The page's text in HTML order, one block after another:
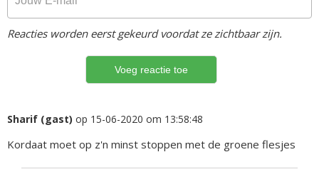
Reacties worden eerst gekeurd voordat ze zichtbaar zijn.
Sharif (gast) op 15-06-2020 om 13:58:48
Kordaat moet op z'n minst stoppen met de groene flesjes